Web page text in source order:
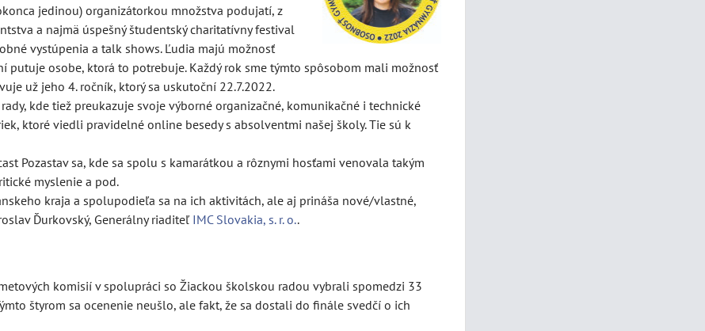
jedinou) organizátorkou množstva podujatí, z
a najmä úspešný študentský charitatívny festival
vystúpenia a talk shows. Ľudia majú možnosť
osobe, ktorá to potrebuje. Každý rok sme týmto spôsobom mali možnosť
už jeho 4. ročník, ktorý sa uskutoční 22.7.2022.
kde tiež preukazuje svoje výborné organizačné, komunikačné i technické
ktoré viedli pravidelné online besedy s absolventmi našej školy. Tie sú k
Pozastav sa, kde sa spolu s kamarátkou a rôznymi hosťami venovala takým
myslenie a pod.
kraja a spolupodieľa sa na ich aktivitách, ale aj prináša nové/vlastné,
Ďurkovský, Generálny riaditeľ IMC Slovakia, s. r. o..
komisií v spolupráci so Žiackou školskou radou vybrali spomedzi 33
štyrom sa ocenenie neušlo, ale fakt, že sa dostali do finále svedčí o ich